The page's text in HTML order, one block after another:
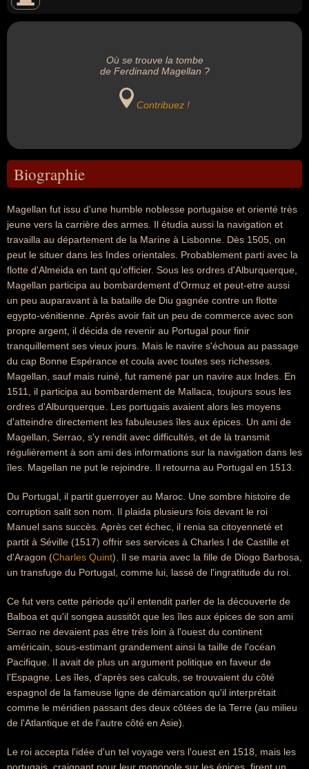
Où se trouve la tombe
de Ferdinand Magellan ?
Contribuez !
Biographie
Magellan fut issu d'une humble noblesse portugaise et orienté très
jeune vers la carrière des armes. Il étudia aussi la navigation et
travailla au département de la Marine à Lisbonne. Dès 1505, on
peut le situer dans les Indes orientales. Probablement parti avec la
flotte d'Almeida en tant qu'officier. Sous les ordres d'Alburquerque,
Magellan participa au bombardement d'Ormuz et peut-etre aussi
un peu auparavant à la bataille de Diu gagnée contre un flotte
egypto-vénitienne. Après avoir fait un peu de commerce avec son
propre argent, il décida de revenir au Portugal pour finir
tranquillement ses vieux jours. Mais le navire s'échoua au passage
du cap Bonne Espérance et coula avec toutes ses richesses.
Magellan, sauf mais ruiné, fut ramené par un navire aux Indes. En
1511, il participa au bombardement de Mallaca, toujours sous les
ordres d'Alburquerque. Les portugais avaient alors les moyens
d'atteindre directement les fabuleuses îles aux épices. Un ami de
Magellan, Serrao, s'y rendit avec difficultés, et de là transmit
régulièrement à son ami des informations sur la navigation dans les
îles. Magellan ne put le rejoindre. Il retourna au Portugal en 1513.
Du Portugal, il partit guerroyer au Maroc. Une sombre histoire de
corruption salit son nom. Il plaida plusieurs fois devant le roi
Manuel sans succès. Après cet échec, il renia sa citoyenneté et
partit à Séville (1517) offrir ses services à Charles I de Castille et
d'Aragon (Charles Quint). Il se maria avec la fille de Diogo Barbosa,
un transfuge du Portugal, comme lui, lassé de l'ingratitude du roi.
Ce fut vers cette période qu'il entendit parler de la découverte de
Balboa et qu'il songea aussitôt que les îles aux épices de son ami
Serrao ne devaient pas être très loin à l'ouest du continent
américain, sous-estimant grandement ainsi la taille de l'océan
Pacifique. Il avait de plus un argument politique en faveur de
l'Espagne. Les îles, d'après ses calculs, se trouvaient du côté
espagnol de la fameuse ligne de démarcation qu'il interprétait
comme le méridien passant des deux côtées de la Terre (au milieu
de l'Atlantique et de l'autre côté en Asie).
Le roi accepta l'idée d'un tel voyage vers l'ouest en 1518, mais les